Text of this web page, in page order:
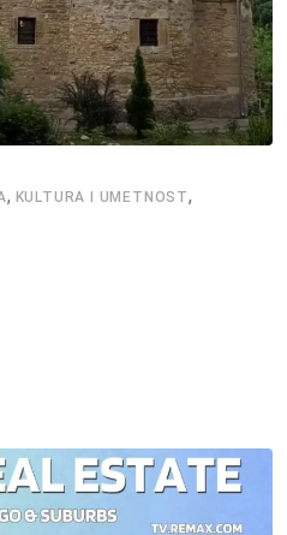
, KULTURA I UMETNOST,